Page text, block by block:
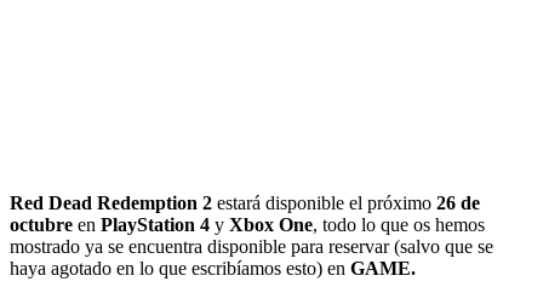
Red Dead Redemption 2 estará disponible el próximo 26 de
octubre en PlayStation 4 y Xbox One, todo lo que os hemos
mostrado ya se encuentra disponible para reservar (salvo que se
haya agotado en lo que escribíamos esto) en GAME.